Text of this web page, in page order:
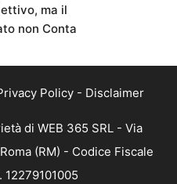
ma il
non Conta
Policy - Disclaimer
di WEB 365 SRL - Via
(RM) - Codice Fiscale
12279101005